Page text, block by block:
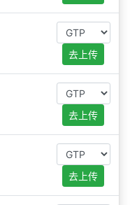
去上传
去上传
去上传